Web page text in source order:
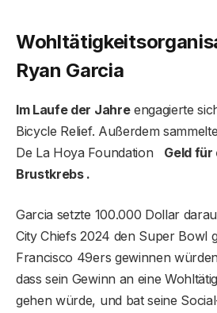
Ryan Garcia
Im Laufe der Jahreengagierte
Bicycle Relief. Außerdem
De La Hoya Foundation Geld für
Brustkrebs .
Garcia setzte 100.000 Dollar
City Chiefs 2024 den Super Bowl
Francisco 49ers gewinnen
dass sein Gewinn an eine
gehen würde, und bat seine